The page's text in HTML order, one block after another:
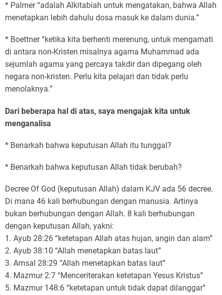
* Palmer “adalah Alkitabiah untuk mengatakan, bahwa Allah
menetapkan lebih dahulu dosa masuk ke dalam dunia.”
* Boettner “ketika kita berhenti merenung, untuk mengamati
di antara non-Kristen misalnya agama Muhammad ada
sejumlah agama yang percaya takdir dan dipegang oleh
negara non-kristen. Perlu kita pelajari dan tidak perlu
menolaknya.”
Dari beberapa hal di atas, saya mengajak kita untuk
menganalisa
* Benarkah bahwa keputusan Allah itu tunggal?
* Benarkah bahwa keputusan Allah tidak berubah?
Decree Of God (keputusan Allah) dalam KJV ada 56 decree.
Di mana 46 kali berhubungan dengan manusia. Artinya
bukan berhubungan dengan Allah. 8 kali berhubungan
dengan keputusan Allah, yakni:
1. Ayub 28:26 “ketetapan Allah atas hujan, angin dan alam”
2. Ayub 38:10 “Allah menetapkan batas laut”
3. Amsal 28:29 “Allah menetapkan batas laut”
4. Mazmur 2:7 “Menceriterakan ketetapan Yesus Kristus”
5. Mazmur 148:6 “ketetapan untuk tidak dapat dilanggar”